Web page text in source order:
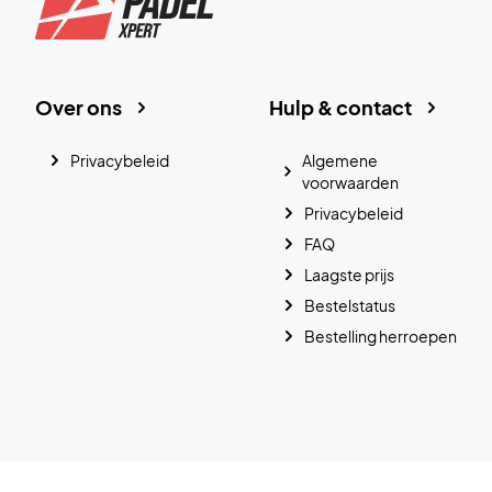
Hulp & contact
Algemene
voorwaarden
Privacybeleid
FAQ
Laagste prijs
Bestelstatus
Bestelling herroepen
Over ons
Privacybeleid